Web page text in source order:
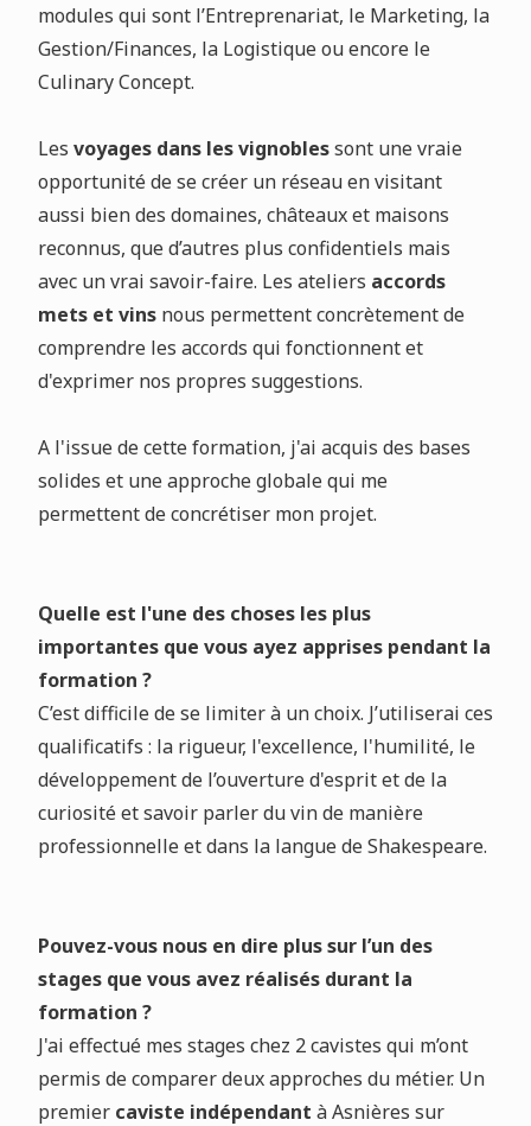
modules qui sont l’Entreprenariat, le Marketing, la
Gestion/Finances, la Logistique ou encore le
Culinary Concept.
Les voyages dans les vignoblessont une vraie
opportunité de se créer un réseau en visitant
aussi bien des domaines, châteaux et maisons
reconnus, que d’autres plus confidentiels mais
avec un vrai savoir-faire. Les ateliers accords
mets et vins nous permettent concrètement de
comprendre les accords qui fonctionnent et
d'exprimer nos propres suggestions.
A l'issue de cette formation, j'ai acquis des bases
solides et une approche globale qui me
permettent de concrétiser mon projet.
Quelle est l'une des choses les plus
importantes que vous ayez apprises pendant la
formation ?
C’est difficile de se limiter à un choix. J’utiliserai ces
qualificatifs : la rigueur, l'excellence, l'humilité, le
développement de l’ouverture d'esprit et de la
curiosité et savoir parler du vin de manière
professionnelle et dans la langue de Shakespeare.
Pouvez-vous nous en dire plus sur l’un des
stages que vous avez réalisés durant la
formation ?
J'ai effectué mes stages chez 2 cavistes qui m’ont
permis de comparer deux approches du métier. Un
premier caviste indépendant à Asnières sur